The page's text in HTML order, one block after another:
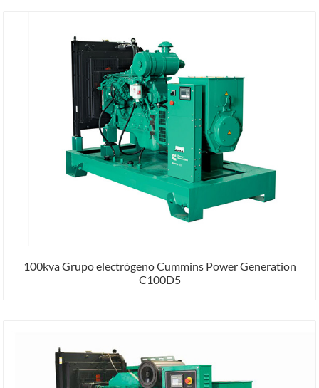
100kva Grupo electrógeno Cummins Power Generation
C100D5